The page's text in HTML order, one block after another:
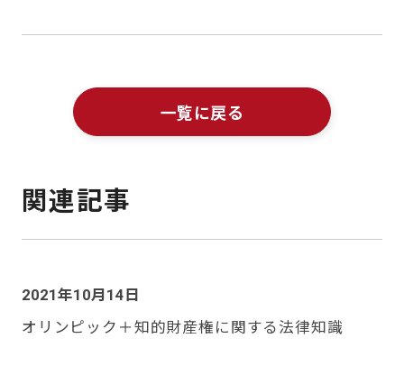
一覧に戻る
関連記事
2021年10月14日
オリンピック＋知的財産権に関する法律知識